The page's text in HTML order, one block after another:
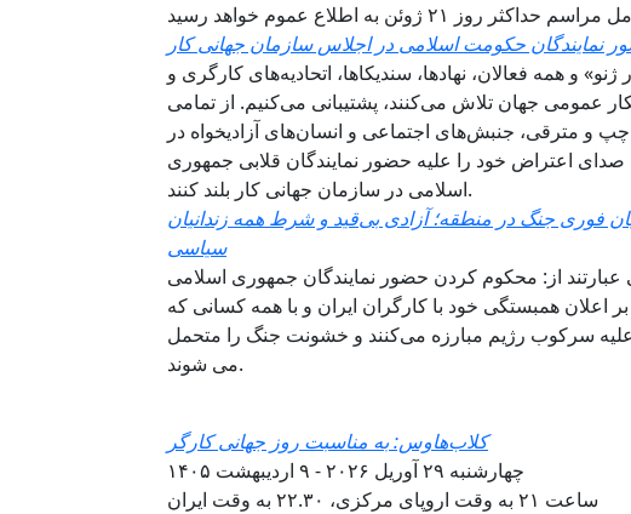
و همه فعالان، نهادها، سندیکاها، اتحادیه‌های کارگری و
عمومی جهان تلاش می‌کنند، پشتیبانی می‌کنیم. از تمامی
و مترقی، جنبش‌های اجتماعی و انسان‌های آزادیخواه در
اعتراض خود را علیه حضور نمایندگان قلابی جمهوری
اسلامی در سازمان جهانی کار بلند کنند.
فوری جنگ در منطقه؛ آزادی بی‌قید و شرط همه زندانیان
سیاسی
عبارتند از: محکوم کردن حضور نمایندگان جمهوری اسلامی
بر اعلان همبستگی خود با کارگران ایران و با همه کسانی که
علیه سرکوب رژیم مبارزه می‌کنند و خشونت جنگ را متحمل
می شوند.
کلاب‌هاوس: به مناسبت روز جهانی کارگر
چهارشنبه ۲۹ آوریل ۲۰۲۶ - ۹ اردیبهشت ۱۴۰۵
ساعت ۲۱ به وقت اروپای مرکزی، ۲۲.۳۰ به وقت ایران